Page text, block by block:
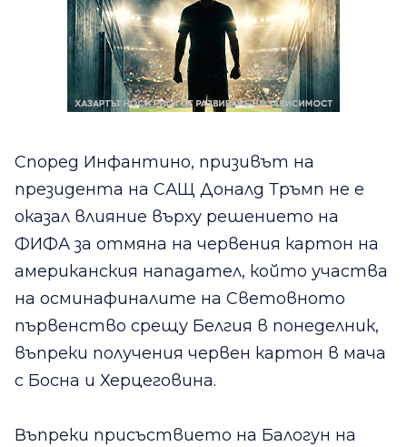
Според Инфантино, призивът на
президента на САЩ Доналд Тръмп не е
оказал влияние върху решението на
ФИФА за отмяна на червения картон на
американския нападател, който участва
на осминафиналите на Световното
първенство срещу Белгия в понеделник,
въпреки получения червен картон в мача
с Босна и Херцеговина.
Въпреки присъствието на Балогун на